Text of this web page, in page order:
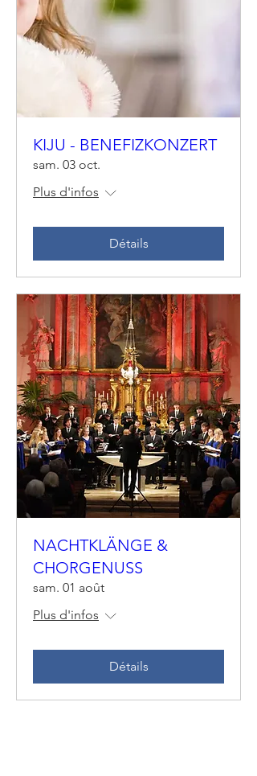
KIJU - BENEFIZKONZERT
sam. 03 oct.
Plus d'infos
Détails
NACHTKLÄNGE &
CHORGENUSS
sam. 01 août
Plus d'infos
Détails